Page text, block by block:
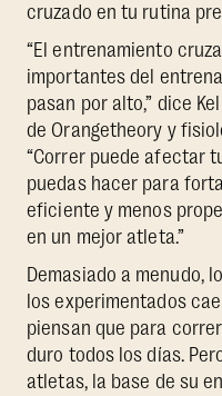
cruzado en tu rutina
“El entrenamiento
importantes del
pasan por alto,” dice
de Orangetheory y
“Correr puede afectar
puedas hacer para
eficiente y menos
en un mejor atleta.”
Demasiado a menudo,
los experimentados
piensan que para
duro todos los días.
atletas, la base de su